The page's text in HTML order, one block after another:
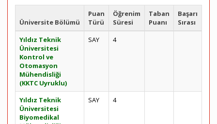
Üniversite Bölümü
Puan
Türü
Öğrenim
Süresi
Taban
Puanı
Başarı
Sırası
Yıldız Teknik
Üniversitesi
Kontrol ve
Otomasyon
Mühendisliği
(KKTC Uyruklu)
SAY 4
Yıldız Teknik
Üniversitesi
Biyomedikal
SAY 4